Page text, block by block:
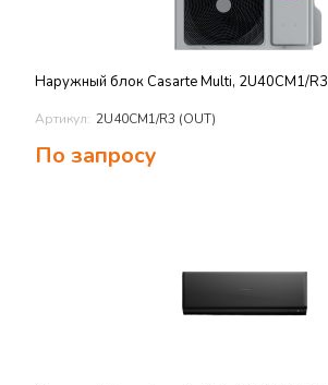
Наружный блок Casarte Multi, 2U40CM1/R3
Артикул: 2U40CM1/R3 (OUT)
По запросу